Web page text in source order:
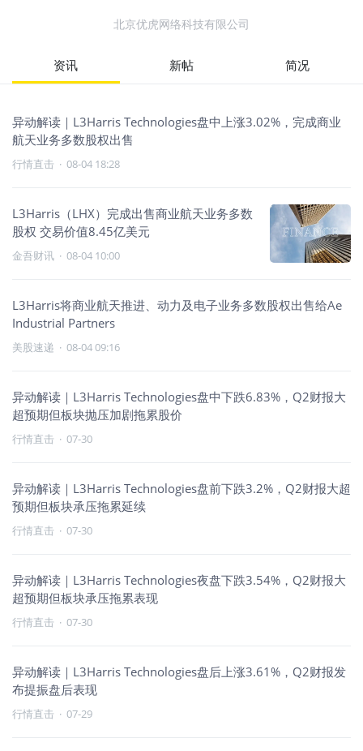
北京优虎网络科技有限公司
资讯 新帖 简况
异动解读｜L3Harris Technologies盘中上涨3.02%，完成商业
航天业务多数股权出售
行情直击 · 08-04 18:28
L3Harris（LHX）完成出售商业航天业务多数
股权 交易价值8.45亿美元
金吾财讯 · 08-04 10:00
L3Harris将商业航天推进、动力及电子业务多数股权出售给Ae
Industrial Partners
美股速递 · 08-04 09:16
异动解读｜L3Harris Technologies盘中下跌6.83%，Q2财报大
超预期但板块抛压加剧拖累股价
行情直击 · 07-30
异动解读｜L3Harris Technologies盘前下跌3.2%，Q2财报大超
预期但板块承压拖累延续
行情直击 · 07-30
异动解读｜L3Harris Technologies夜盘下跌3.54%，Q2财报大
超预期但板块承压拖累表现
行情直击 · 07-30
异动解读｜L3Harris Technologies盘后上涨3.61%，Q2财报发
布提振盘后表现
行情直击 · 07-29